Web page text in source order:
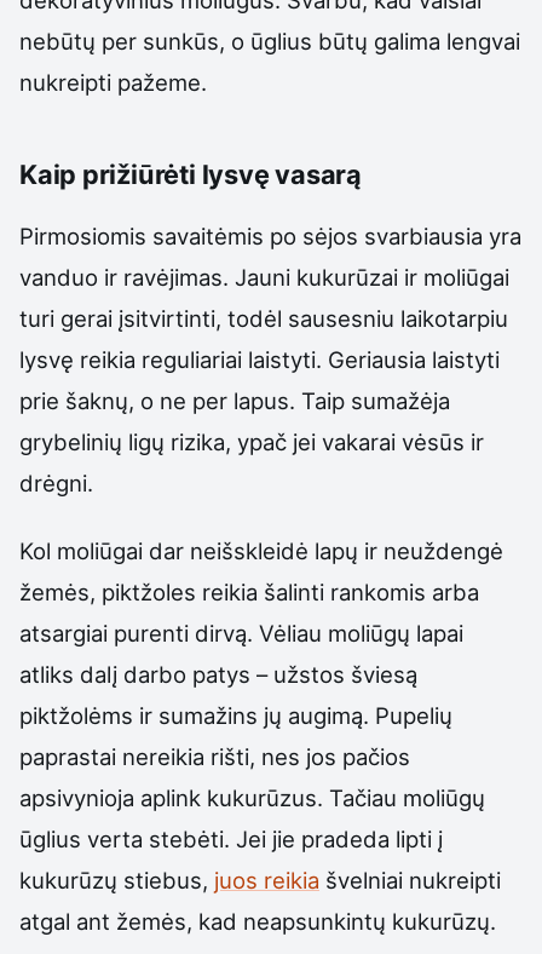
nebūtų per sunkūs, o ūglius būtų galima lengvai
nukreipti pažeme.
Kaip prižiūrėti lysvę vasarą
Pirmosiomis savaitėmis po sėjos svarbiausia yra
vanduo ir ravėjimas. Jauni kukurūzai ir moliūgai
turi gerai įsitvirtinti, todėl sausesniu laikotarpiu
lysvę reikia reguliariai laistyti. Geriausia laistyti
prie šaknų, o ne per lapus. Taip sumažėja
grybelinių ligų rizika, ypač jei vakarai vėsūs ir
drėgni.
Kol moliūgai dar neišskleidė lapų ir neuždengė
žemės, piktžoles reikia šalinti rankomis arba
atsargiai purenti dirvą. Vėliau moliūgų lapai
atliks dalį darbo patys – užstos šviesą
piktžolėms ir sumažins jų augimą. Pupelių
paprastai nereikia rišti, nes jos pačios
apsivynioja aplink kukurūzus. Tačiau moliūgų
ūglius verta stebėti. Jei jie pradeda lipti į
kukurūzų stiebus, juos reikia švelniai nukreipti
atgal ant žemės, kad neapsunkintų kukurūzų.